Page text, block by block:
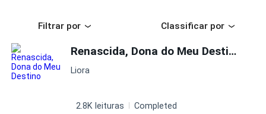
Filtrar por Classificar por
Renascida, Dona do Meu Destino
Liora
2.8K leituras Completed